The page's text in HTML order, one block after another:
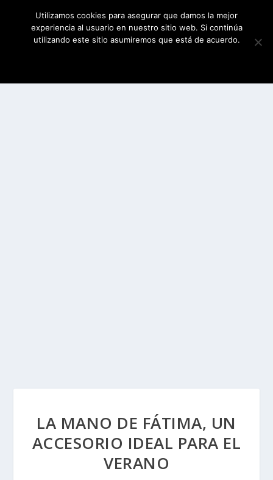
LA MANO DE FÁTIMA, UN
ACCESORIO IDEAL PARA EL
VERANO
Utilizamos cookies para asegurar que damos la mejor
experiencia al usuario en nuestro sitio web. Si continúa
utilizando este sitio asumiremos que está de acuerdo.